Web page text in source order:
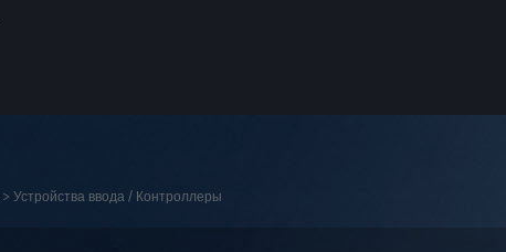
> Устройства ввода / Контроллеры